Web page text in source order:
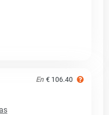
En € 106.40